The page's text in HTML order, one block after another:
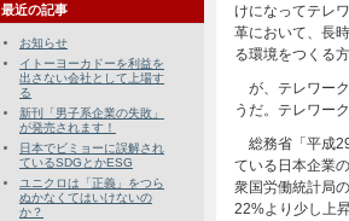
最近の記事
お知らせ
イトーヨーカドーを利益を
出さない会社として上場す
る
新刊「男子系企業の失敗」
が発売されます！
日本でビミョーに誤解され
ているSDGとかESG
ユニクロは「正義」をつら
ぬかなくてはいけないの
か？
けになってテレ
革において、長
る環境をつくる
が、テレワー
うだ。テレワー
総務省「平成
ている日本企業
衆国労働統計局
22%より少し上